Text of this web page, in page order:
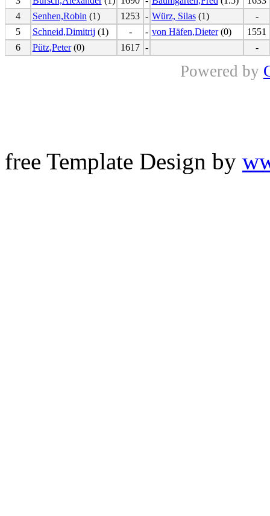
4
Senhen,Robin (1) 1253 - Würz, Silas(1)
-
5
Schneid,Dimitrij (1) - - von Häfen,Dieter(0)
1551
6
Pütz,Peter(0) 1617 - -
Powered by
free Template Design by